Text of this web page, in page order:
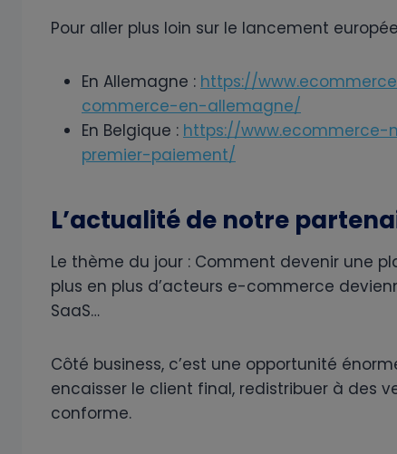
Pour aller plus loin sur le lancement
En Allemagne : https://
commerce-en-allemagne/
En Belgique : https://
premier-paiement/
L’actualité de notre
Le thème du jour : Comment devenir une
plus en plus d’acteurs e-commerce
SaaS…
Côté business, c’est une opportunité
encaisser le client final, redistribuer à des
conforme.